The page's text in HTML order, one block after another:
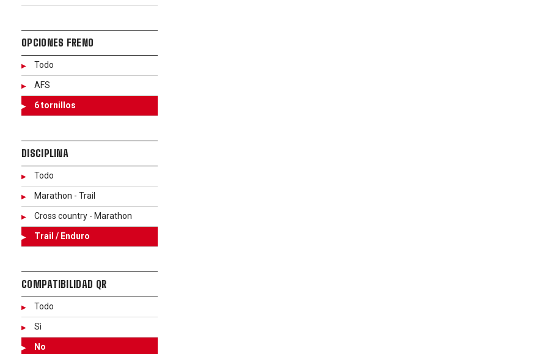
OPCIONES FRENO
Todo
AFS
6 tornillos
DISCIPLINA
Todo
Marathon - Trail
Cross country - Marathon
Trail / Enduro
COMPATIBILIDAD QR
Todo
Sì
No